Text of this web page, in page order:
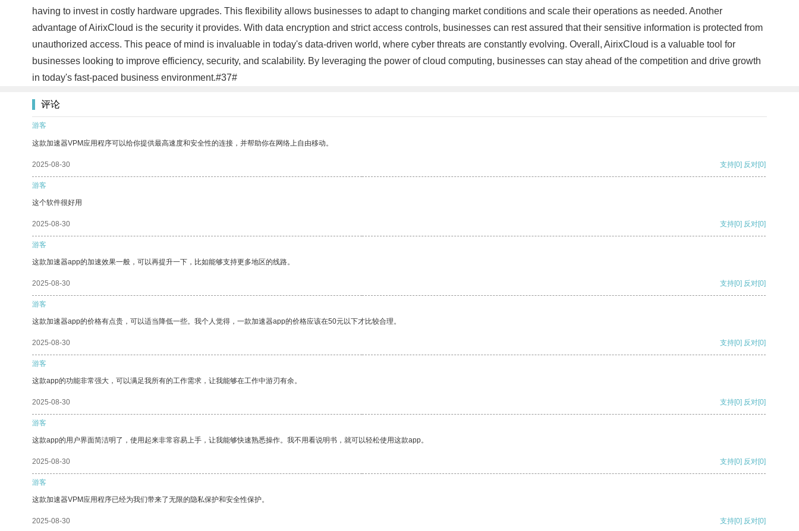
having to invest in costly hardware upgrades. This flexibility allows businesses to adapt to changing market conditions and scale their operations as needed. Another
advantage of AirixCloud is the security it provides. With data encryption and strict access controls, businesses can rest assured that their sensitive information is protected from
unauthorized access. This peace of mind is invaluable in today's data-driven world, where cyber threats are constantly evolving. Overall, AirixCloud is a valuable tool for
businesses looking to improve efficiency, security, and scalability. By leveraging the power of cloud computing, businesses can stay ahead of the competition and drive growth
in today's fast-paced business environment.#37#
评论
游客
这款加速器VPM应用程序可以给你提供最高速度和安全性的连接，并帮助你在网络上自由移动。
2025-08-30 支持[0] 反对[0]
游客
这个软件很好用
2025-08-30 支持[0] 反对[0]
游客
这款加速器app的加速效果一般，可以再提升一下，比如能够支持更多地区的线路。
2025-08-30 支持[0] 反对[0]
游客
这款加速器app的价格有点贵，可以适当降低一些。我个人觉得，一款加速器app的价格应该在50元以下才比较合理。
2025-08-30 支持[0] 反对[0]
游客
这款app的功能非常强大，可以满足我所有的工作需求，让我能够在工作中游刃有余。
2025-08-30 支持[0] 反对[0]
游客
这款app的用户界面简洁明了，使用起来非常容易上手，让我能够快速熟悉操作。我不用看说明书，就可以轻松使用这款app。
2025-08-30 支持[0] 反对[0]
游客
这款加速器VPM应用程序已经为我们带来了无限的隐私保护和安全性保护。
2025-08-30 支持[0] 反对[0]